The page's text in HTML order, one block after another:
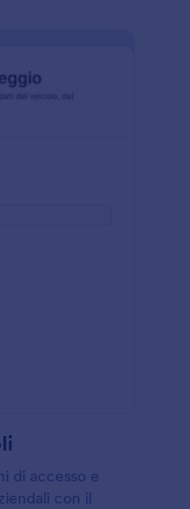
di accesso e
con il